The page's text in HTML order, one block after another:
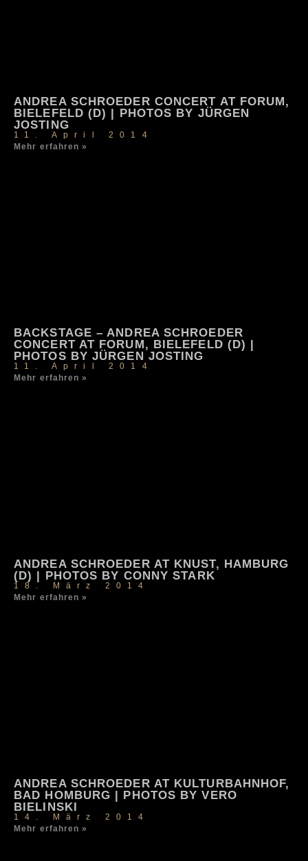
ANDREA SCHROEDER CONCERT AT FORUM,
BIELEFELD (D) | PHOTOS BY JÜRGEN
JOSTING
11. April 2014
Mehr erfahren »
BACKSTAGE – ANDREA SCHROEDER
CONCERT AT FORUM, BIELEFELD (D) |
PHOTOS BY JÜRGEN JOSTING
11. April 2014
Mehr erfahren »
ANDREA SCHROEDER AT KNUST, HAMBURG
(D) | PHOTOS BY CONNY STARK
18. März 2014
Mehr erfahren »
ANDREA SCHROEDER AT KULTURBAHNHOF,
BAD HOMBURG | PHOTOS BY VERO
BIELINSKI
14. März 2014
Mehr erfahren »